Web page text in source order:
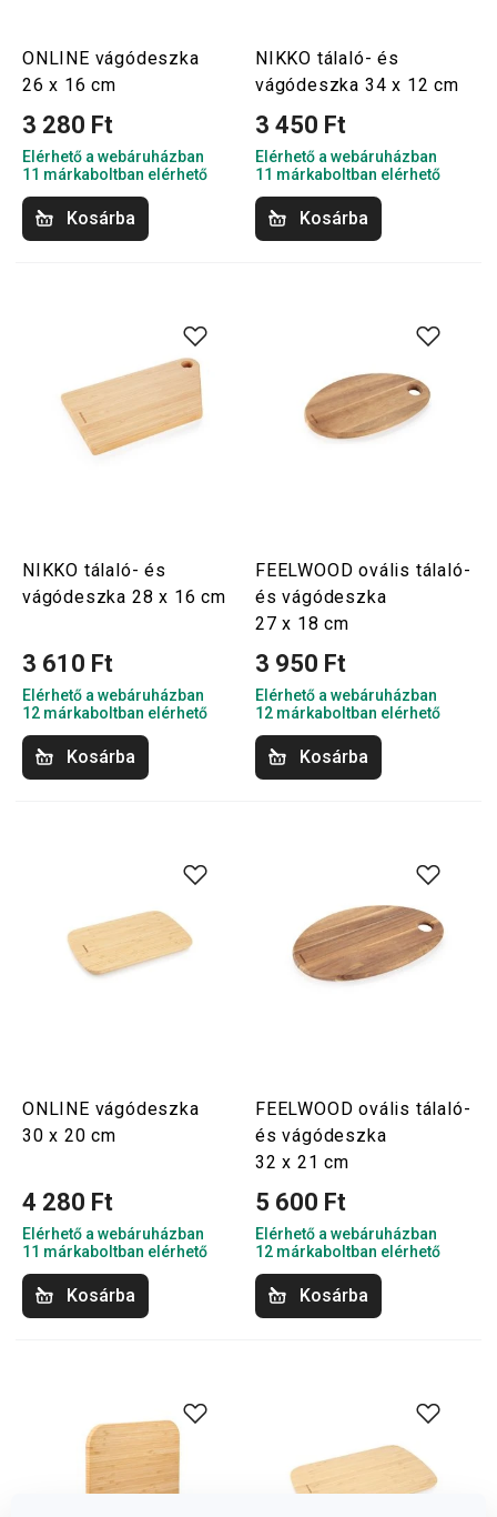
ONLINE vágódeszka
26 x 16 cm
3 280 Ft
Elérhető a webáruházban
11 márkaboltban elérhető
Kosárba
NIKKO tálaló- és
vágódeszka 34 x 12 cm
3 450 Ft
Elérhető a webáruházban
11 márkaboltban elérhető
Kosárba
NIKKO tálaló- és
vágódeszka 28 x 16 cm
3 610 Ft
Elérhető a webáruházban
12 márkaboltban elérhető
Kosárba
FEELWOOD ovális tálaló-
és vágódeszka
27 x 18 cm
3 950 Ft
Elérhető a webáruházban
12 márkaboltban elérhető
Kosárba
ONLINE vágódeszka
30 x 20 cm
4 280 Ft
Elérhető a webáruházban
11 márkaboltban elérhető
Kosárba
FEELWOOD ovális tálaló-
és vágódeszka
32 x 21 cm
5 600 Ft
Elérhető a webáruházban
12 márkaboltban elérhető
Kosárba